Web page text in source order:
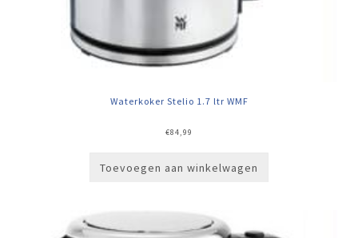
Waterkoker Stelio 1.7 ltr WMF
€84,99
Toevoegen aan winkelwagen